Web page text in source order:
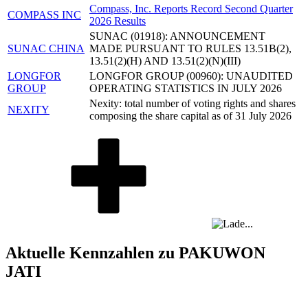
COMPASS INC
Compass, Inc. Reports Record Second Quarter
2026 Results
SUNAC CHINA
SUNAC (01918): ANNOUNCEMENT
MADE PURSUANT TO RULES 13.51B(2),
13.51(2)(H) AND 13.51(2)(N)(III)
LONGFOR
GROUP
LONGFOR GROUP (00960): UNAUDITED
OPERATING STATISTICS IN JULY 2026
NEXITY
Nexity: total number of voting rights and shares
composing the share capital as of 31 July 2026
Aktuelle Kennzahlen zu PAKUWON
JATI